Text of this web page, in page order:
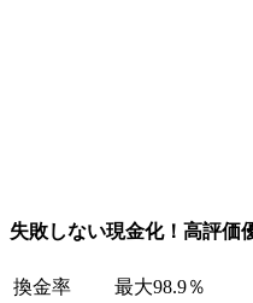
失敗しない現金化！高評価
換金率
最大98.9％